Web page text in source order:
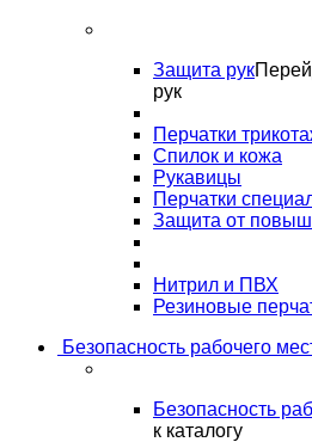
Защита рук
рук
Перчатки
Спилок и кожа
Рукавицы
Перчатки
Защита от
Нитрил и ПВХ
Резиновые
Безопасность рабочего
Безопасность
к каталогу